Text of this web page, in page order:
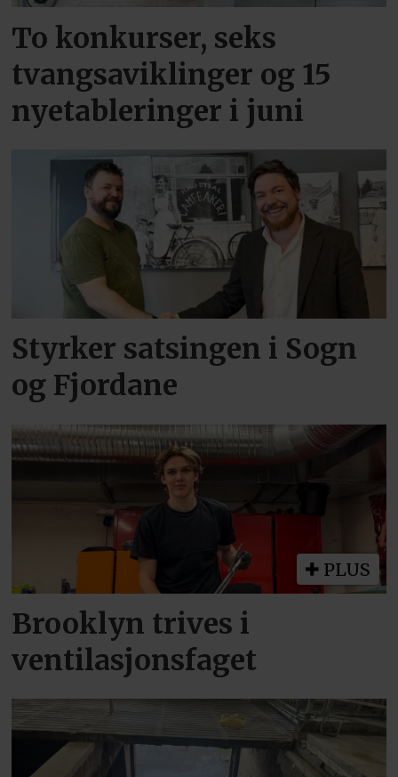
To konkurser, seks
tvangsaviklinger og 15
nyetableringer i juni
Styrker satsingen i Sogn
og Fjordane
PLUS
Brooklyn trives i
ventilasjonsfaget